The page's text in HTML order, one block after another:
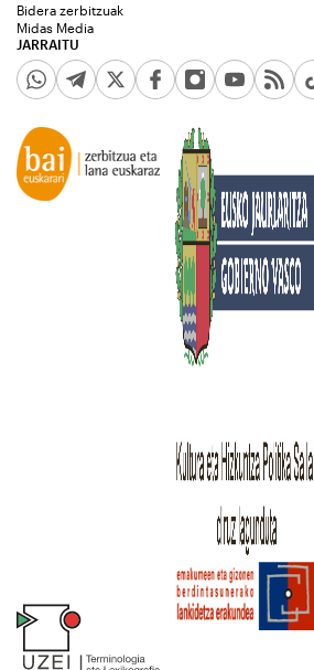
JARRAITU
Bidera zerbitzuak
Midas Media